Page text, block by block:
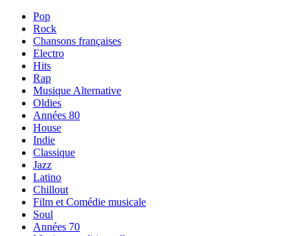
Pop
Rock
Chansons françaises
Electro
Hits
Rap
Musique Alternative
Oldies
Années 80
House
Indie
Classique
Jazz
Latino
Chillout
Film et Comédie musicale
Soul
Années 70